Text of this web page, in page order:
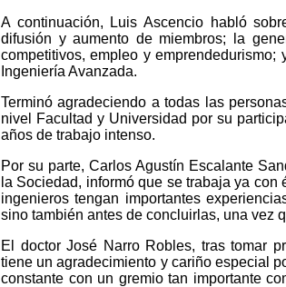
A continuación, Luis Ascencio habló
difusión y aumento de miembros; la
competitivos, empleo y
Ingeniería Avanzada.
Terminó agradeciendo a todas las
nivel Facultad y Universidad por su
años de trabajo intenso.
Por su parte, Carlos Agustín Escalante
la Sociedad, informó que se trabaja ya
ingenieros tengan importantes
sino también antes de concluirlas, una vez
El doctor José Narro Robles, tras tomar
tiene un agradecimiento y cariño especial
constante con un gremio tan importante